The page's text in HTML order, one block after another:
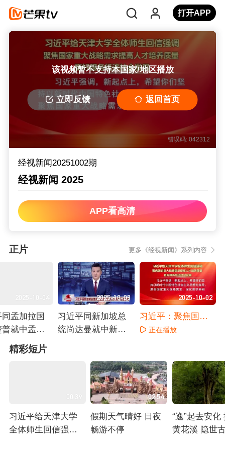
打开APP
该视频暂不支持本国家/地区播放
立即反馈 返回首页
错误码: 042312
经视新闻20251002期
经视新闻 2025
APP看高清
正片 更多《经视新闻》系列内容
2025-10-04
孟加拉国
就中孟建
年互致贺电
放
2025-10-03
习近平同新加坡总
统尚达曼就中新建
2025-10-02
习近平：聚焦国家
重大战略需求提高
正在播放
精彩短片
00:39
习近平给天津大学
全体师生回信强调
02:54
假期天气晴好 日夜
畅游不停
“逸”起去安化
黄花溪 隐世